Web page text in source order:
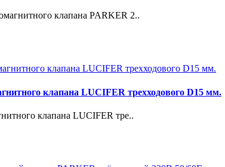
клапана PARKER 2..
клапана LUCIFER трехходового D15 мм.
клапана LUCIFER тре..